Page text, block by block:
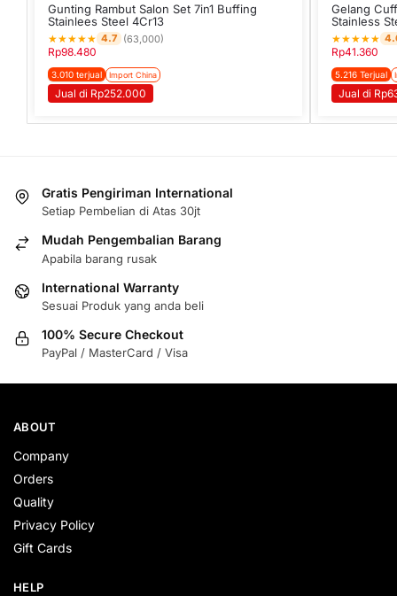
Gunting Rambut Salon Set 7in1 Buffing
Stainlees Steel 4Cr13
★★★★★ 4.7 (63,000)
Rp98.480
3.010 terjual Import China
Jual di Rp252.000
Gelang
Stainless
★★★★★
Rp41.360
5.216 Terjual
Jual di
Gratis Pengiriman International
Setiap Pembelian di Atas 30jt
Mudah Pengembalian Barang
Apabila barang rusak
International Warranty
Sesuai Produk yang anda beli
100% Secure Checkout
PayPal / MasterCard / Visa
ABOUT
Company
Orders
Quality
Privacy Policy
Gift Cards
HELP